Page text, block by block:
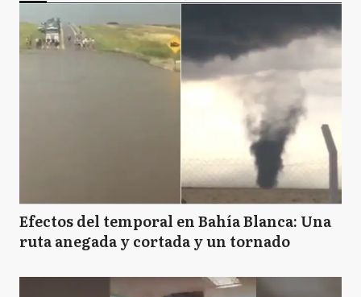
Efectos del temporal en Bahía Blanca: Una
ruta anegada y cortada y un tornado